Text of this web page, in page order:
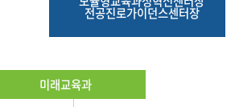
전공진로가이던스센터장
미래교육과